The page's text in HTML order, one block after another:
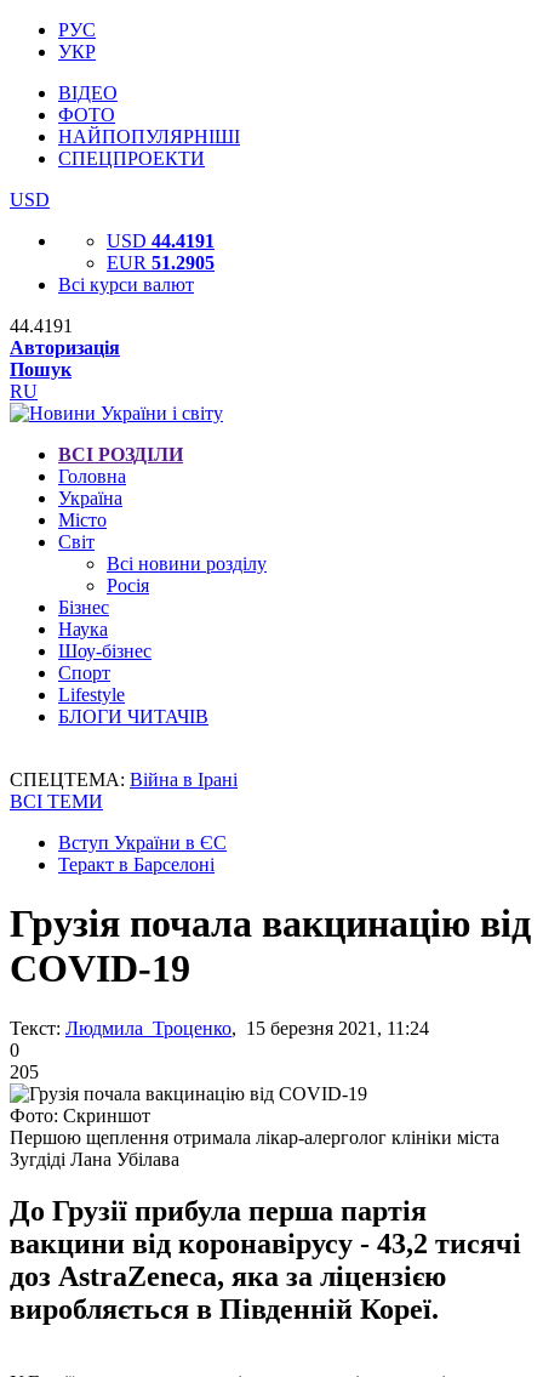
РУС
УКР
ВІДЕО
ФОТО
НАЙПОПУЛЯРНІШІ
СПЕЦПРОЕКТИ
USD
USD 44.4191
EUR 51.2905
Всі курси валют
44.4191
Авторизація
Пошук
RU
ВСІ РОЗДІЛИ
Головна
Україна
Місто
Світ
Всі новини розділу
Росія
Бізнес
Наука
Шоу-бізнес
Спорт
Lifestyle
БЛОГИ ЧИТАЧІВ
СПЕЦТЕМА: Війна в Ірані
ВСІ ТЕМИ
Вступ України в ЄС
Теракт в Барселоні
Грузія почала вакцинацію від
COVID-19
Текст: Людмила Троценко, 15 березня 2021, 11:24
0
205
Фото: Скриншот
Першою щеплення отримала лікар-алерголог клініки міста
Зугдіді Лана Убілава
До Грузії прибула перша партія
вакцини від коронавірусу - 43,2 тисячі
доз AstraZeneca, яка за ліцензією
виробляється в Південній Кореї.